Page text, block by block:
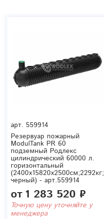
арт. 559914
Резервуар пожарный
ModulTank PR 60
подземный Родлекс
цилиндрический 60000 л.
горизонтальный
(2400x15820x2500см;2292кг;
черный) - арт.559914
от 1 283 520 ₽
Точную цену уточняйте у
менеджера